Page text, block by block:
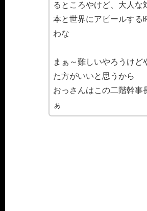
るところやけど、大人な
本と世界にアピールする
わな
まぁ～難しいやろうけど
た方がいいと思うから
おっさんはこの二階幹事
ぁ